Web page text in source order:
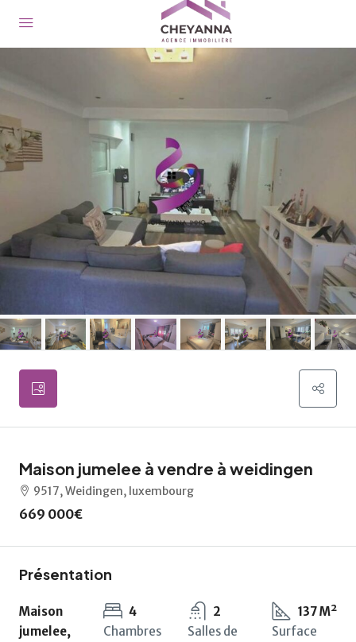
Maison jumelee à vendre à weidingen
9517, Weidingen, luxembourg
669 000€
Présentation
Maison
jumelee,
4
Chambres
2
Salles de
137 M²
Surface